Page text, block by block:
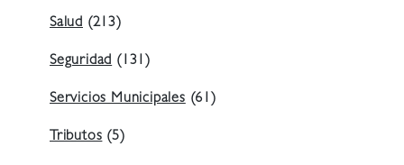
Salud (213)
Seguridad(131)
Servicios Municipales(61)
Tributos(5)